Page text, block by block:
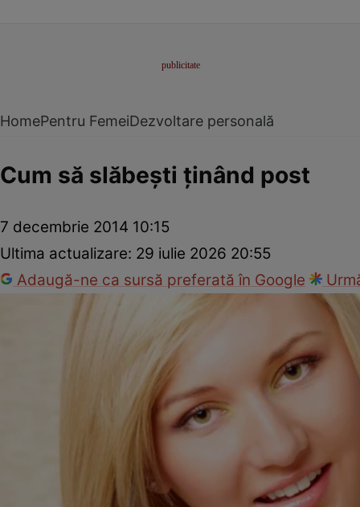
HomePentru FemeiDezvoltare personală
Cum să slăbeşti ţinând post
7 decembrie 2014 10:15
Ultima actualizare: 29 iulie 2026 20:55
Adaugă-ne ca sursă preferată în Google